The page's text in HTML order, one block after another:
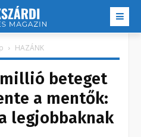
HAZÁNK
beteget
a mentők:
legjobbaknak